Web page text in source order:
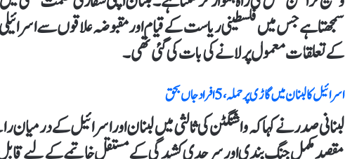
سمجھتا ہےجس میں فلسطینی ریاست کے قیام اور مقبوضہ علاقوں سے
کے تعلقات معمول پر لانےکی بات کی گئی تھی۔
اسرائیل کالبنان میں گاڑی پرحملہ،5افراد جاں بحق
لبنانی صدر نے کہاکہ واشنگٹن کی ثالثی میں لبنان اور اسرائیل کے
مقصد مکمل جنگ بندی اور سرحدی کشیدگی کے مستقل خاتمے کےلیے